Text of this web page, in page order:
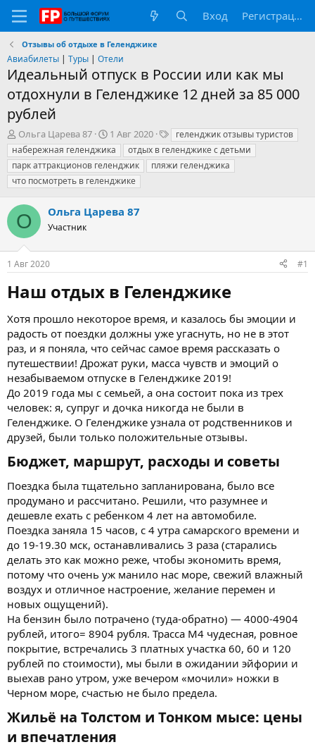
Вход Регистрация
Отзывы об отдыхе в Геленджике
Авиабилеты | Туры | Отели
Идеальный отпуск в России или как мы
отдохнули в Геленджике 12 дней за 85 000
рублей
А
в
т
о
р
е
м
ы
Ольга Царева 87
Д
а
т
а
н
ч
1 Авг 2020
Т
е
г
и
геленджик отзывы туристов
набережная геленджика
отдых в геленджике с детьми
парк аттракционов геленджик
пляжи геленджика
что посмотреть в геленджике
О Ольга Царева 87
Участник
1 Авг 2020 #1
Наш отдых в Геленджике​
Хотя прошло некоторое время, и казалось бы эмоции и
радость от поездки должны уже угаснуть, но не в этот
раз, и я поняла, что сейчас самое время рассказать о
путешествии! Дрожат руки, масса чувств и эмоций о
незабываемом отпуске в Геленджике 2019!
До 2019 года мы с семьей, а она состоит пока из трех
человек: я, супруг и дочка никогда не были в
Геленджике. О Геленджике узнала от родственников и
друзей, были только положительные отзывы.
Бюджет, маршрут, расходы и советы​
Поездка была тщательно запланирована, было все
продумано и рассчитано. Решили, что разумнее и
дешевле ехать с ребенком 4 лет на автомобиле.
Поездка заняла 15 часов, с 4 утра самарского времени и
до 19-19.30 мск, останавливались 3 раза (старались
делать это как можно реже, чтобы экономить время,
потому что очень уж манило нас море, свежий влажный
воздух и отличное настроение, желание перемен и
новых ощущений).
На бензин было потрачено (туда-обратно) ― 4000-4904
рублей, итого= 8904 рубля. Трасса М4 чудесная, ровное
покрытие, встречались 3 платных участка 60, 60 и 120
рублей по стоимости), мы были в ожидании эйфории и
выехав рано утром, уже вечером «мочили» ножки в
Черном море, счастью не было предела.
Жильё на Толстом и Тонком мысе: цены
и впечатления​